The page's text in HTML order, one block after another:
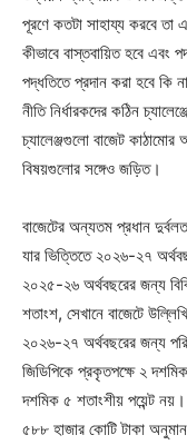
পূরণে কতটা সাহায্য করবে তা
কীভাবে বাস্তবায়িত হবে এবং
পদ্ধতিতে প্রদান করা হবে
নীতি নির্ধারকদের কঠিন
চ্যালেঞ্জগুলো বাজেট কাঠামোর
বিষয়গুলোর সঙ্গেও জড়িত।
বাজেটের অন্যতম প্রধান
যার ভিত্তিতে ২০২৬-২৭
২০২৫-২৬ অর্থবছরের জন্য
শতাংশ, সেখানে বাজেটে
২০২৬-২৭ অর্থবছরের জন্য
জিডিপিকে প্রকৃতপক্ষে ২
দশমিক ৫ শতাংশীয় পয়েন্ট
৫৮৮ হাজার কোটি টাকা